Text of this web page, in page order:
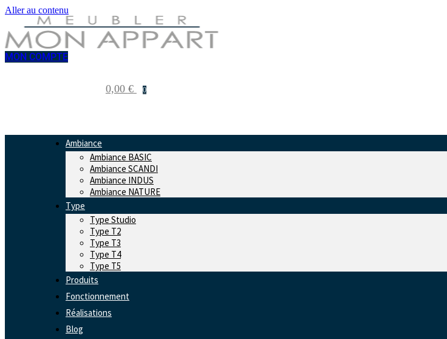
Aller au contenu
MON COMPTE
0,00 € 0
Ambiance
Ambiance BASIC
Ambiance SCANDI
Ambiance INDUS
Ambiance NATURE
Type
Type Studio
Type T2
Type T3
Type T4
Type T5
Produits
Fonctionnement
Réalisations
Blog